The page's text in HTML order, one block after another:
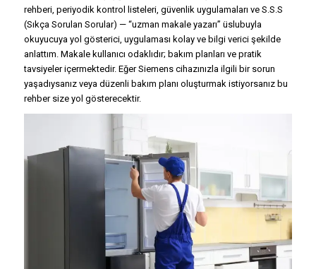
rehberi, periyodik kontrol listeleri, güvenlik uygulamaları ve S.S.S
(Sıkça Sorulan Sorular) — “uzman makale yazarı” üslubuyla
okuyucuya yol gösterici, uygulaması kolay ve bilgi verici şekilde
anlattım. Makale kullanıcı odaklıdır; bakım planları ve pratik
tavsiyeler içermektedir. Eğer Siemens cihazınızla ilgili bir sorun
yaşadıysanız veya düzenli bakım planı oluşturmak istiyorsanız bu
rehber size yol gösterecektir.